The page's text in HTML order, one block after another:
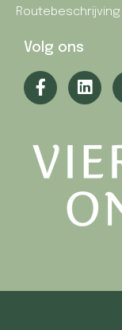
Routebeschrijving
Volg ons